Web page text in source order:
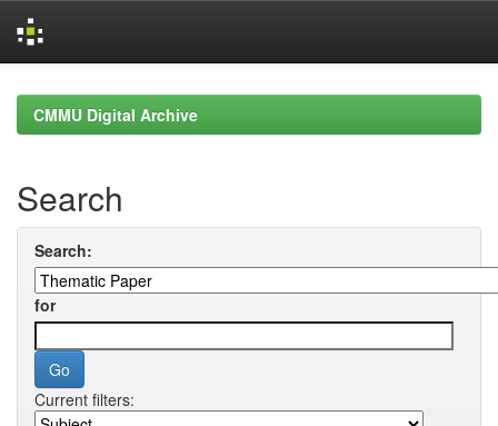
navigationCMMU Digital Archive
Search
Search:
for
Current filters: